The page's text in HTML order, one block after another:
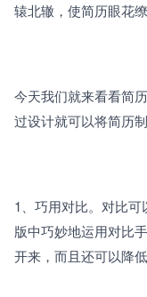
辕北辙，使简历眼花缭
今天我们就来看看简
过设计就可以将简历
1、巧用对比。对比
版中巧妙地运用对比
开来，而且还可以降